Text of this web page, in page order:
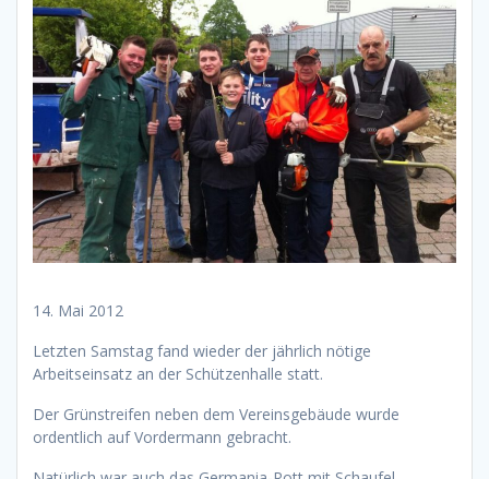
14. Mai 2012
Letzten Samstag fand wieder der jährlich nötige
Arbeitseinsatz an der Schützenhalle statt.
Der Grünstreifen neben dem Vereinsgebäude wurde
ordentlich auf Vordermann gebracht.